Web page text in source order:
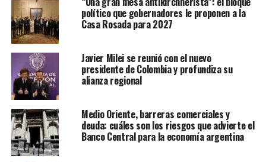
político que gobernadores le proponen a la
Casa Rosada para 2027
Javier Milei se reunió con el nuevo
presidente de Colombia y profundiza su
alianza regional
Medio Oriente, barreras comerciales y
deuda: cuáles son los riesgos que advierte el
Banco Central para la economía argentina